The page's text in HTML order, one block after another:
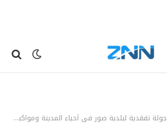
جولة تفقدية لبلدية صور في أحياء المدينة ومواكبة أعمال فتح الطرقات تمهيدًا لعودة الأهالي